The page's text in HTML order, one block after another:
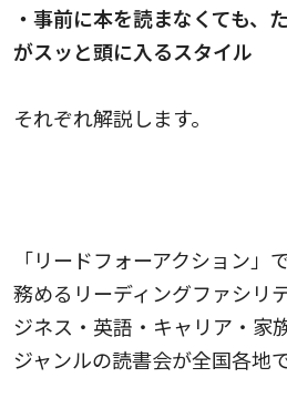
・事前に本を読まなくても、
がスッと頭に入るスタイル
それぞれ解説します。
「リードフォーアクション」
務めるリーディングファシリ
ジネス・英語・キャリア・家
ジャンルの読書会が全国各地